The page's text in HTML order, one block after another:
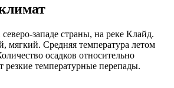
западе страны, на реке Клайд.
мягкий. Средняя температура летом
осадков относительно
резкие температурные перепады.